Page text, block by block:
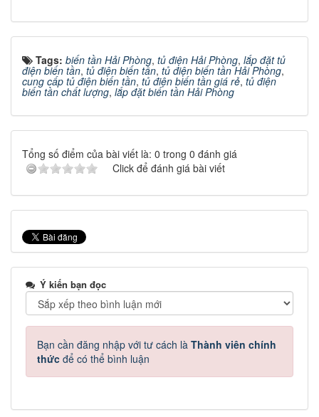
Tags: biến tần Hải Phòng, tủ điện Hải Phòng, lắp đặt tủ
điện biến tần, tủ điện biến tần, tủ điện biến tần Hải Phòng,
cung cấp tủ điện biến tần, tủ điện biến tần giá rẻ, tủ điện
biến tần chất lượng, lắp đặt biến tần Hải Phòng
Tổng số điểm của bài viết là: 0 trong 0 đánh giá
Click để đánh giá bài viết
Ý kiến bạn đọc
Bạn cần đăng nhập với tư cách là Thành viên chính
thức để có thể bình luận